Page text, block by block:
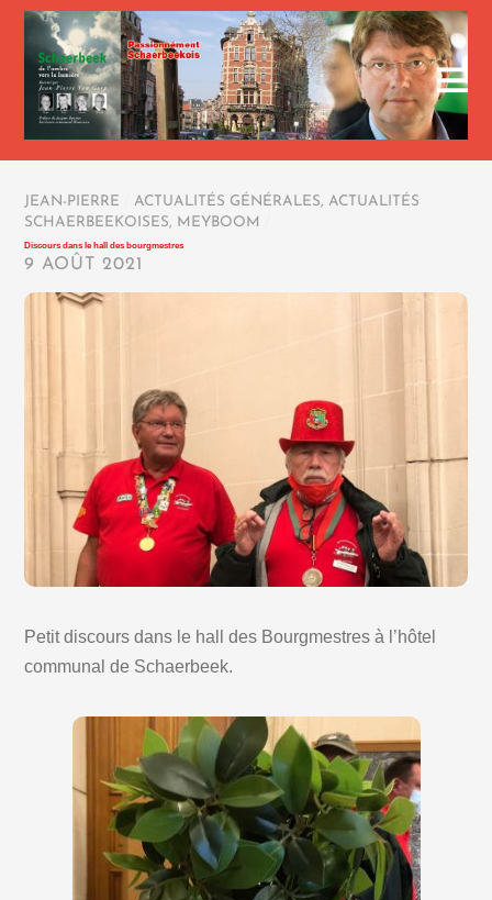
JEAN-PIERRE ACTUALITÉS GÉNÉRALES,ACTUALITÉS
SCHAERBEEKOISES, MEYBOOM
Discours dans le hall des bourgmestres
9 AOÛT 2021
Petit discours dans le hall des Bourgmestres à l’hôtel
communal de Schaerbeek.